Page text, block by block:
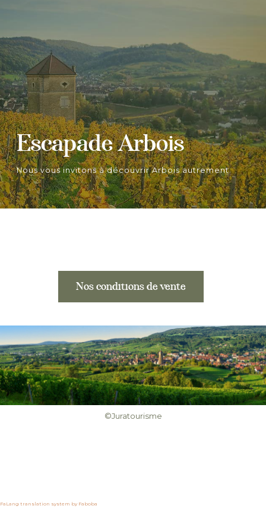
Escapade Arbois
Nous vous invitons à découvrir Arbois autrement.
Nos conditions de vente
©Juratourisme
FaLang translation system by Faboba